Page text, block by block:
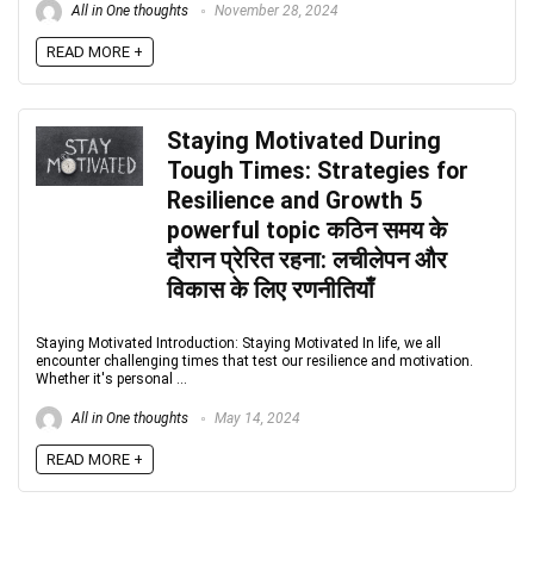
All in One thoughts November 28, 2024
READ MORE +
Staying Motivated During
Tough Times: Strategies for
Resilience and Growth 5
powerful topic कठिन समय के
दौरान प्रेरित रहना: लचीलेपन और
विकास के लिए रणनीतियाँ
Staying Motivated Introduction: Staying Motivated In life, we all
encounter challenging times that test our resilience and motivation.
Whether it's personal ...
All in One thoughts May 14, 2024
READ MORE +